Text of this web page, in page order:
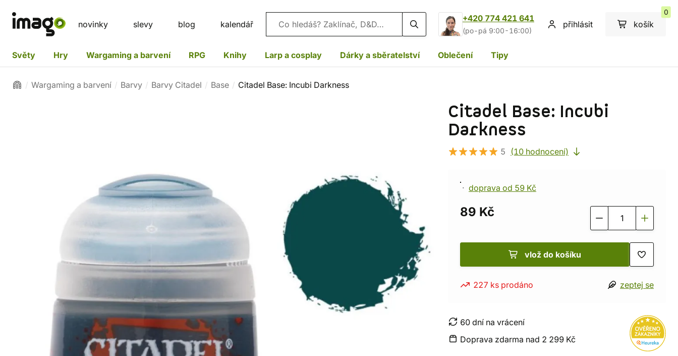
novinky slevy blog kalendář Vyhledávání
+420 774 421 641
(po-pá 9:00-16:00)
přihlásit košík
0
Světy Hry Wargaming a barvení RPG Knihy Larp a cosplay Dárky a sběratelství Oblečení Tipy
Wargaming a barvení Barvy Barvy Citadel Base Citadel Base: Incubi Darkness
Citadel Base: Incubi
Darkness
5 (10 hodnocení)
doprava od 59 Kč
89 Kč
vlož do košíku
227 ks prodáno zeptej se
60 dní na vrácení
Doprava zdarma nad 2 299 Kč